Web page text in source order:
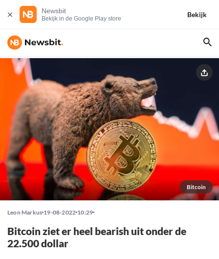
Newsbit
Bekijk in de Google Play store
Bekijk
Bitcoin
Leon Markus 19-08-2022 10:29
Bitcoin ziet er heel bearish uit onder de
22.500 dollar